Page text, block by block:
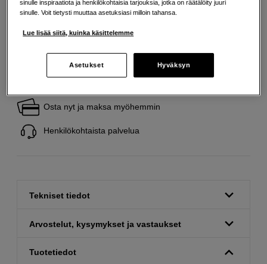
liittymien tekemistä ja uusien lainojen saamista. Apua saat kuntasi talous- ja
velkaneuvonnasta. Yhteystiedot löydät sivulta kkv.fi (avautuu uuteen
Osta nyt ja maksa myöhemmin
Henkilökohtaista palvelua
Tekniset tiedot
Arvostelut, kysymykset ja vastaukset
Tuotetiedot
sinulle inspiraatiota ja henkilökohtaisia tarjouksia, jotka on räätälöity juuri
sinulle. Voit tietysti muuttaa asetuksiasi milloin tahansa.
Lue lisää siitä, kuinka käsittelemme
Asetukset Hyväksyn